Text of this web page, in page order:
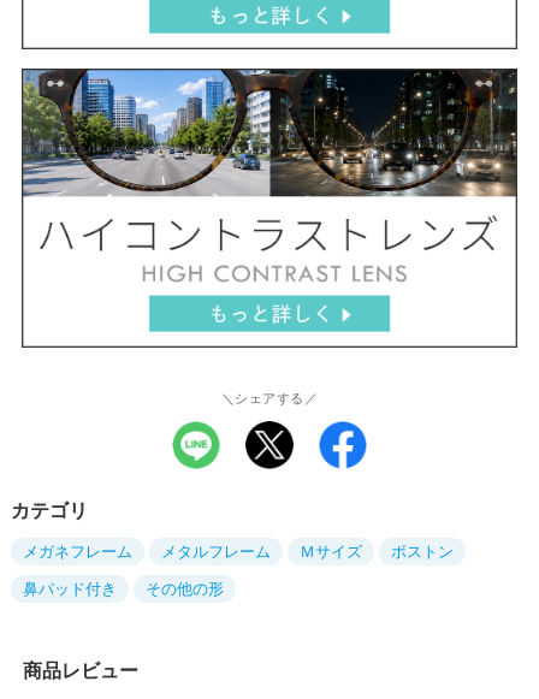
＼シェアする／
カテゴリ
メガネフレーム メタルフレーム Ｍサイズ ボストン
鼻パッド付き その他の形
商品レビュー